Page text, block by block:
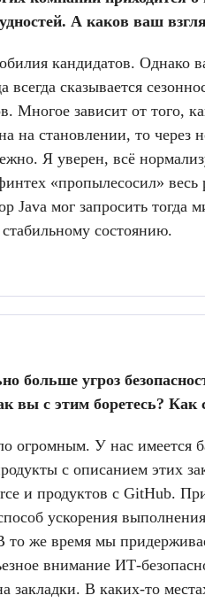
А каков ваш
кандидатов. Однако
всегда сказывается
Многое зависит от того,
на становлении, то через
Я уверен, всё
«пропылесосил»
Java мог запросить
состоянию.
больше угроз
вы с этим боретесь? Как
огромным. У нас имеется
с описанием этих
и продуктов с GitHub.
ускорения
то же время мы
внимание ИТ-
закладки. В каких-то